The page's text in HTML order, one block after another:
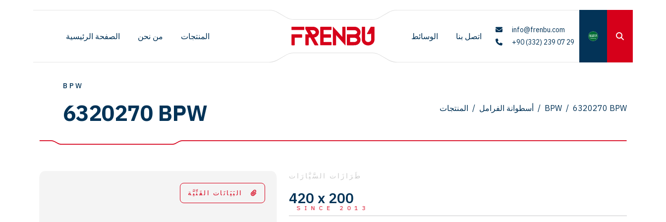
الصفحة الرئيسية من نحن المنتجات الوسائط اتصل بنا
info@frenbu.com
+90 (332) 239 07 29
SINCE 2013
BPW
6320270 BPW المنتجات / أسطوانة الفرامل / BPW / 6320270 BPW
البَيَانَات الفَنِّيَّة
طَرَازَات السَّيَّارَات
420 x 200